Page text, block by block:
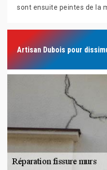
sont ensuite peintes de la
Artisan Dubois pour